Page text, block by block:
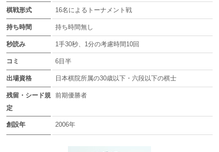
棋戦形式 16名によるトーナメント戦
持ち時間 持ち時間無し
秒読み 1手30秒、1分の考慮時間10回
コミ 6目半
出場資格 日本棋院所属の30歳以下・六段以下の棋士
残留・シード規
定
前期優勝者
創設年 2006年